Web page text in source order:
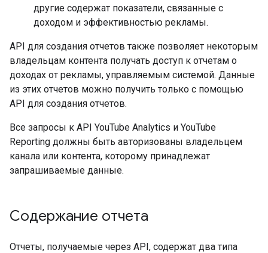
другие содержат показатели, связанные с
доходом и эффективностью рекламы.
API для создания отчетов также позволяет некоторым
владельцам контента получать доступ к отчетам о
доходах от рекламы, управляемым системой. Данные
из этих отчетов можно получить только с помощью
API для создания отчетов.
Все запросы к API YouTube Analytics и YouTube
Reporting должны быть авторизованы владельцем
канала или контента, которому принадлежат
запрашиваемые данные.
Содержание отчета
Отчеты, получаемые через API, содержат два типа